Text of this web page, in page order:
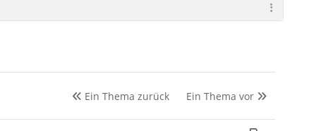
Ein Thema zurück Ein Thema vor